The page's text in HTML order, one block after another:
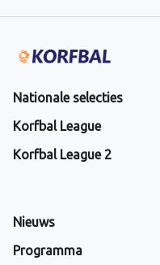
Nationale selecties
Korfbal League
Korfbal League 2
Nieuws
Programma